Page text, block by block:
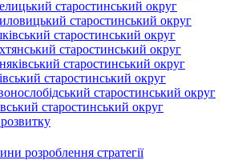
старостинський округ
старостинський округ
старостинський округ
старостинський округ
старостинський округ
старостинський округ
старостинський округ
старостинський округ
розроблення стратегії